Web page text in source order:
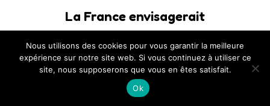
La France envisagerait
22 juillet 2026 131 Views
Une association dénonce
2 juillet 2026206 Views
Nous utilisons des cookies pour vous garantir la meilleure
expérience sur notre site web. Si vous continuez à utiliser ce
site, nous supposerons que vous en êtes satisfait.
Ok